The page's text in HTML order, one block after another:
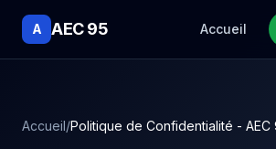
A AEC 95 Accueil
Accueil/Politique de Confidentialité - AEC